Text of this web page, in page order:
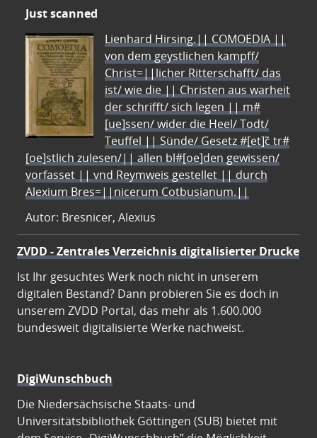
Just scanned
Lienhard Hirsing.|| COMOEDIA ||
von dem geystlichen kampff/
Christ=||licher Ritterschafft/ das
ist/ wie die || Christen aus warheit
der schrifft/ sich legen || m#
[ue]ssen/ wider die Heel/ Todt/
Teuffel || Sünde/ Gesetz #[et]c̃ tr#
[oe]stlich zulesen/|| allen bl#[oe]den gewissen/
vorfasset || vnd Reymweis gestellet || durch
Alexium Bres=||nicerum Cotbusianum.||
Autor: Bresnicer, Alexius
ZVDD - Zentrales Verzeichnis digitalisierter Drucke
Ist Ihr gesuchtes Werk noch nicht in unserem
digitalen Bestand? Dann probieren Sie es doch in
unserem ZVDD Portal, das mehr als 1.600.000
bundesweit digitalisierte Werke nachweist.
DigiWunschbuch
Die Niedersächsische Staats- und
Universitätsbibliothek Göttingen (SUB) bietet mit